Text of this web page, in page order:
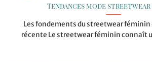
Tendances mode
Les fondements du streetwear
récente Le streetwear féminin connaît